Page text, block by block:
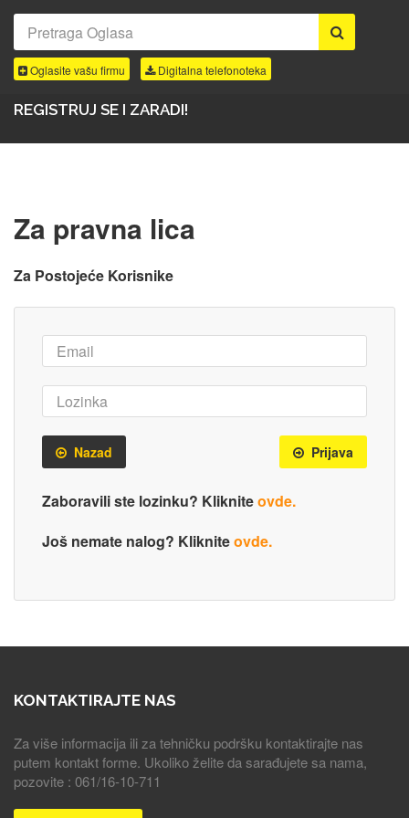
Oglasite vašu firmu Digitalna telefonoteka
REGISTRUJ SE I ZARADI!
Za pravna lica
Za Postojeće Korisnike
Prijava
Nazad
Zaboravili ste lozinku? Klikniteovde.
Još nemate nalog? Klikniteovde.
KONTAKTIRAJTE NAS
Za više informacija ili za tehničku podršku kontaktirajte nas
putem kontakt forme. Ukoliko želite da sarađujete sa nama,
pozovite : 061/16-10-711